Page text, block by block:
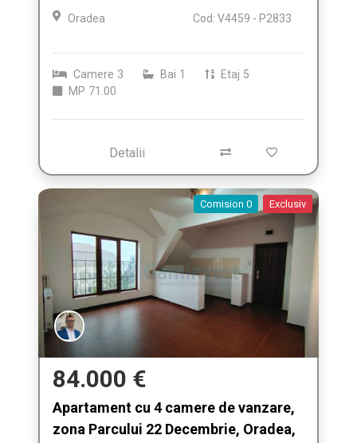
Oradea Cod: V4459 - P2833
Camere 3 Bai 1 Etaj 5
MP 71.00
Detalii
Comision 0 Exclusiv
84.000 €
Apartament cu 4 camere de vanzare,
zona Parcului 22 Decembrie, Oradea,